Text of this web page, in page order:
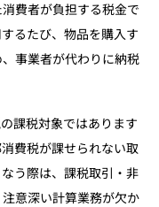
税と不課税の違い
取り扱いについて解
費者が負担する税金で
るたび、物品を購入す
事業者が代わりに納税
課税対象ではあります
費税が課せられない取
う際は、課税取引・非
意深い計算業務が欠か